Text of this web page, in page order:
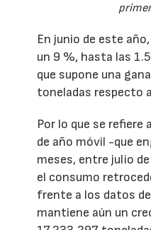
En junio de este
un 9 %, hasta las
que supone una
toneladas respecto
Por lo que se refiere
de año móvil -que
meses, entre julio
el consumo
frente a los datos
mantiene aún un